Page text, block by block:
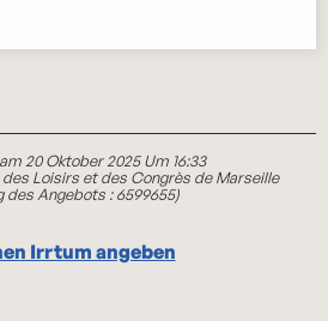
20 Oktober 2025 Um 16:33
Loisirs et des Congrès de Marseille
des Angebots :6599655)
Irrtum angeben